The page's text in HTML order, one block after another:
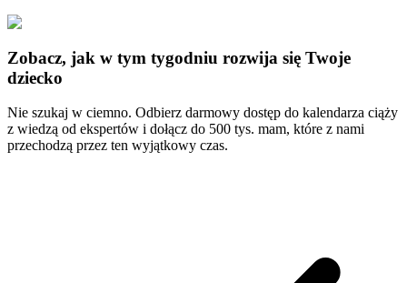
Zobacz, jak w tym tygodniu rozwija się Twoje
dziecko
Nie szukaj w ciemno. Odbierz darmowy dostęp do kalendarza ciąży
z wiedzą od ekspertów i dołącz do 500 tys. mam, które z nami
przechodzą przez ten wyjątkowy czas.